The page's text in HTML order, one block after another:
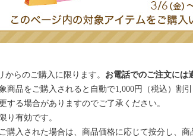
からのご購入に限ります。 お電話でのご注文には
商品をご購入されると自動で1,000円（税込）割引
する場合がありますのでご了承ください。
り有効です。
購入された場合は、商品価格に応じて按分し、商